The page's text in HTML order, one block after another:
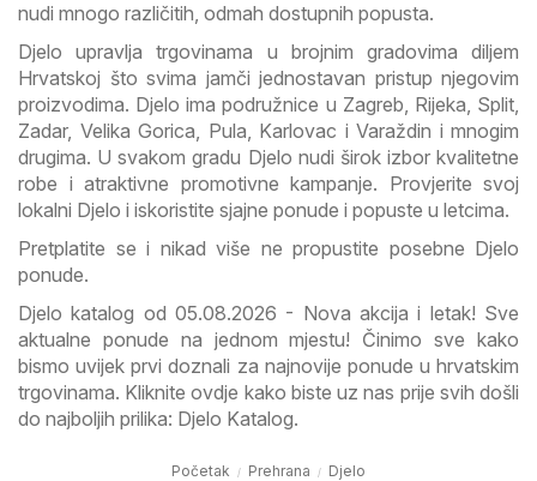
nudi mnogo različitih, odmah dostupnih popusta.
Djelo upravlja trgovinama u brojnim gradovima diljem
Hrvatskoj što svima jamči jednostavan pristup njegovim
proizvodima. Djelo ima podružnice u Zagreb, Rijeka, Split,
Zadar, Velika Gorica, Pula, Karlovac i Varaždin i mnogim
drugima. U svakom gradu Djelo nudi širok izbor kvalitetne
robe i atraktivne promotivne kampanje. Provjerite svoj
lokalni Djelo i iskoristite sjajne ponude i popuste u letcima.
Pretplatite se i nikad više ne propustite posebne Djelo
ponude.
Djelo katalog od 05.08.2026 - Nova akcija i letak! Sve
aktualne ponude na jednom mjestu! Činimo sve kako
bismo uvijek prvi doznali za najnovije ponude u hrvatskim
trgovinama. Kliknite ovdje kako biste uz nas prije svih došli
do najboljih prilika: Djelo Katalog.
Početak Prehrana Djelo